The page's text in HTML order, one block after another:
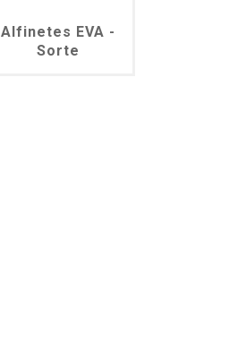
Alfinetes EVA -
Sorte